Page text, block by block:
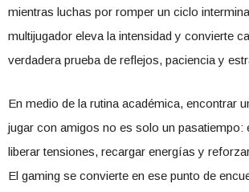
mientras luchas por romper un ciclo
multijugador eleva la intensidad y convierte
verdadera prueba de reflejos, paciencia y
En medio de la rutina académica, encontrar
jugar con amigos no es solo un pasatiempo:
liberar tensiones, recargar energías y
El gaming se convierte en ese punto de